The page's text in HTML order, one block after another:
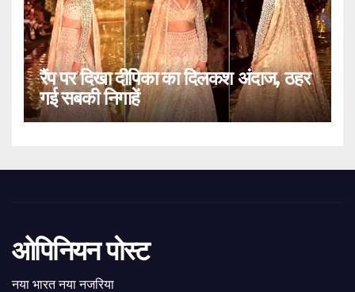
रैंप पर दिखा दीपिका का दिलकश अंदाज, ठहर
गई सबकी निगाहें
ओपिनियन पोस्ट
नया भारत नया नजरिया